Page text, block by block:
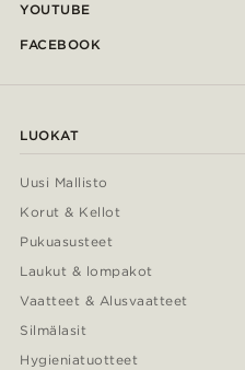
YOUTUBE
FACEBOOK
LUOKAT
Uusi Mallisto
Korut & Kellot
Pukuasusteet
Laukut & lompakot
Vaatteet & Alusvaatteet
Silmälasit
Hygieniatuotteet